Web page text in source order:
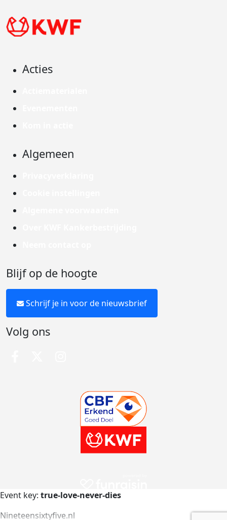
Acties
Algemeen
Blijf op de hoogte
Schrijf je in voor de nieuwsbrief
Volg ons
Event key: true-love-never-dies
Nineteensixtyfive.nl